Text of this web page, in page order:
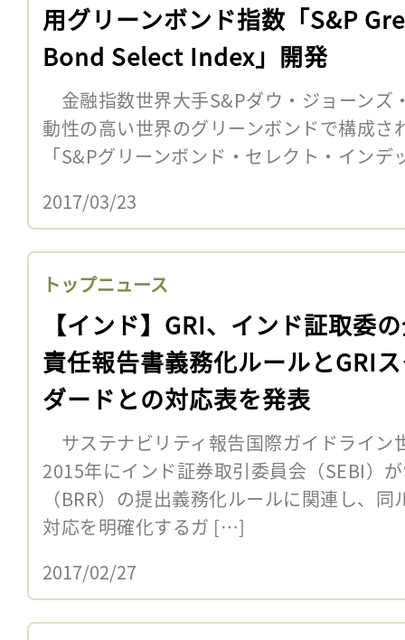
用グリーンボンド指数「S&P
Bond Select Index」開発
金融指数世界大手S&Pダウ・ジョーンズ
動性の高い世界のグリーンボンドで構成さ
「S&Pグリーンボンド・セレクト・イン
2017/03/23
トップニュース
【インド】GRI、インド証取委
責任報告書義務化ルールとGRI
ダードとの対応表を発表
サステナビリティ報告国際ガイドライン
2015年にインド証券取引委員会（SEBI）
（BRR）の提出義務化ルールに関連し、
対応を明確化するガ […]
2017/02/27